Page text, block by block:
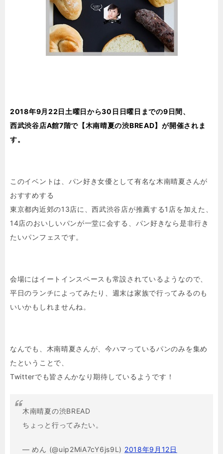
2018年9月22日土曜日から30日日曜日までの9日間、
西武渋谷店A館7階で【木南晴夏の渋BREAD】が開催されま
す。
このイベントは、パン好き女優として有名な木南晴夏さんが
おすすめする
東京都内近郊の13店に、西武渋谷店が推薦する1店を加えた、
14店のおいしいパンが一堂に会する、パン好きなら是非行き
たいパンフェスです。
会場にはイートインスペースも常設されているようなので、
平日のランチによってみたり、週末は家族で行ってみるのも
いいかもしれませんね。
なんでも、木南晴夏さんが、今ハマっているパンのみを集め
たということで、
Twitterでも皆さんかなり期待しているようです！
木南晴夏の渋BREAD
ちょっと行ってみたい。
— めん (@uip2MiA7cY6js9L) 2018年9月12日